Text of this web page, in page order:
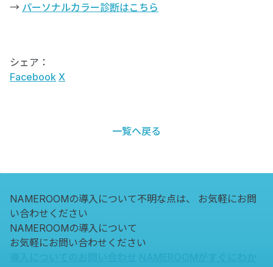
→ パーソナルカラー診断はこちら
シェア：
Facebook X
一覧へ戻る
NAMEROOMの導入について不明な点は、
お気軽にお問
い合わせください
NAMEROOMの導入について
お気軽にお問い合わせください